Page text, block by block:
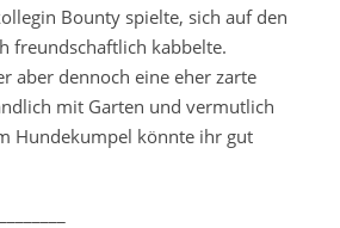
Bounty spielte, sich auf den
freundschaftlich kabbelte.
aber dennoch eine eher zarte
mit Garten und vermutlich
Hundekumpel könnte ihr gut